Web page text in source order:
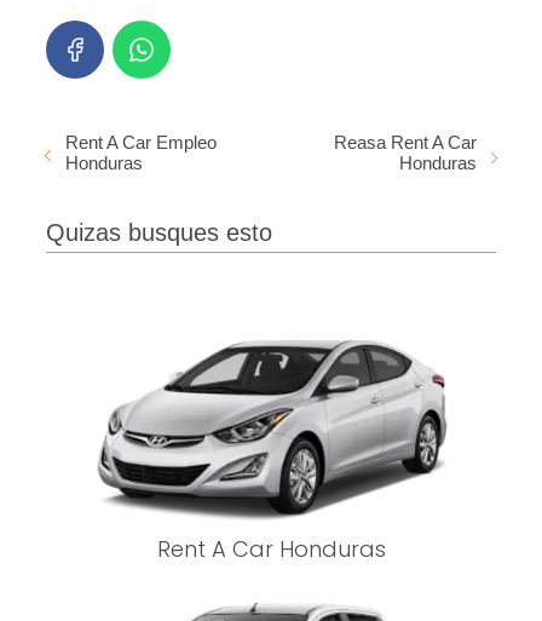
Rent A Car Empleo
Honduras
Reasa Rent A Car
Honduras
Quizas busques esto
Rent A Car Honduras